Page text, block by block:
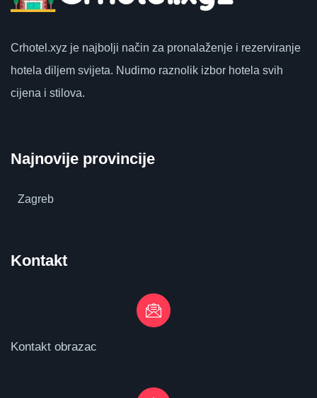
Crhotel.xyz je najbolji način za pronalaženje i rezerviranje
hotela diljem svijeta. Nudimo raznolik izbor hotela svih
cijena i stilova.
Najnovije provincije
Zagreb
Kontakt
Kontakt obrazac